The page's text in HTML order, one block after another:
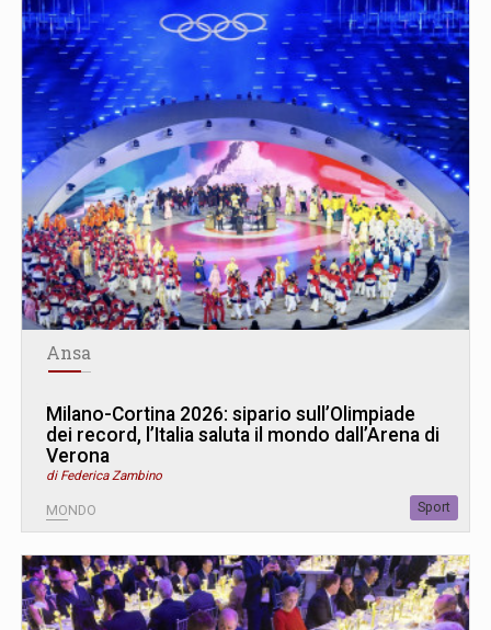
Ansa
Milano-Cortina 2026: sipario sull’Olimpiade
dei record, l’Italia saluta il mondo dall’Arena di
Verona
di Federica Zambino
MONDO Sport